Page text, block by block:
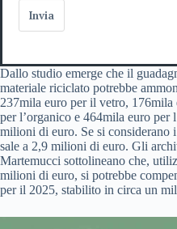
Invia
Dallo studio emerge che il
materiale riciclato potrebbe
237mila euro per il vetro,
per l’organico e 464mila euro
milioni di euro. Se si
sale a 2,9 milioni di euro. Gli
Martemucci sottolineano che,
milioni di euro, si potrebbe
per il 2025, stabilito in circa un